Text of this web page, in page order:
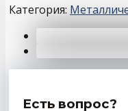
Категория:
Есть вопрос?